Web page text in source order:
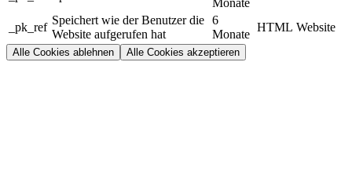
_pk_ref
Speichert wie der Benutzer die
Website aufgerufen hat
6
Monate
HTML Website
Alle Cookies ablehnen Alle Cookies akzeptieren